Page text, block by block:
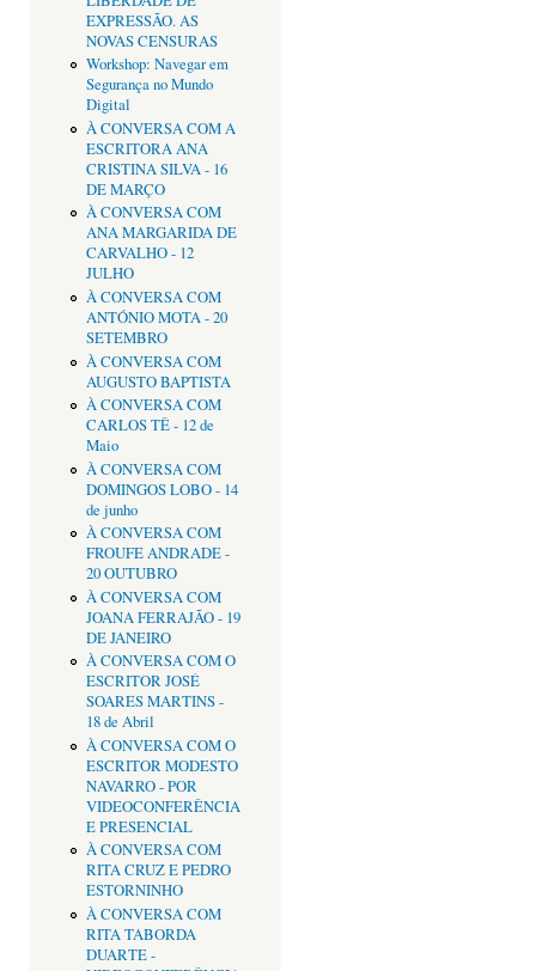
EXPRESSÃO. AS
NOVAS CENSURAS
Workshop: Navegar em
Segurança no Mundo
Digital
À CONVERSA COM A
ESCRITORA ANA
CRISTINA SILVA - 16
DE MARÇO
À CONVERSA COM
ANA MARGARIDA DE
CARVALHO - 12
JULHO
À CONVERSA COM
ANTÓNIO MOTA - 20
SETEMBRO
À CONVERSA COM
AUGUSTO BAPTISTA
À CONVERSA COM
CARLOS TÊ - 12 de
Maio
À CONVERSA COM
DOMINGOS LOBO - 14
de junho
À CONVERSA COM
FROUFE ANDRADE -
20 OUTUBRO
À CONVERSA COM
JOANA FERRAJÃO - 19
DE JANEIRO
À CONVERSA COM O
ESCRITOR JOSÉ
SOARES MARTINS -
18 de Abril
À CONVERSA COM O
ESCRITOR MODESTO
NAVARRO - POR
VIDEOCONFERÊNCIA
E PRESENCIAL
À CONVERSA COM
RITA CRUZ E PEDRO
ESTORNINHO
À CONVERSA COM
RITA TABORDA
DUARTE -